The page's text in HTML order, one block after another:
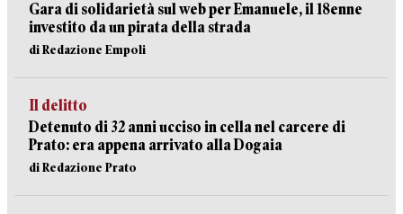
Gara di solidarietà sul web per Emanuele, il 18enne
investito da un pirata della strada
di Redazione Empoli
Il delitto
Detenuto di 32 anni ucciso in cella nel carcere di
Prato: era appena arrivato alla Dogaia
di Redazione Prato